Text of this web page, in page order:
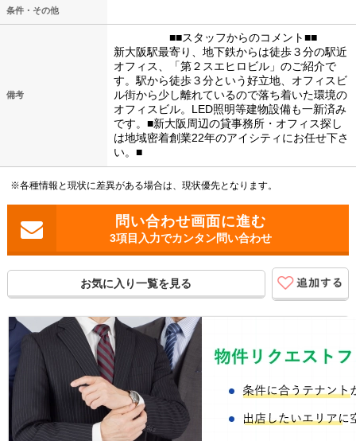
条件・その他
備考
■■スタッフからのコメント■■
新大阪駅最寄り、地下鉄からは徒歩３分の駅近
オフィス、「第２スエヒロビル」のご紹介で
す。駅から徒歩３分という好立地、オフィスビ
ル街から少し離れているので落ち着いた環境の
オフィスビル。LED照明等建物設備も一新済み
です。■新大阪周辺の貸事務所・オフィス探し
は地域密着創業22年のアイシティにお任せ下さ
い。■
※各種情報と現状に差異がある場合は、現状優先となります。
3項目入力でカンタン問い合わせ
お気に入り一覧を見る